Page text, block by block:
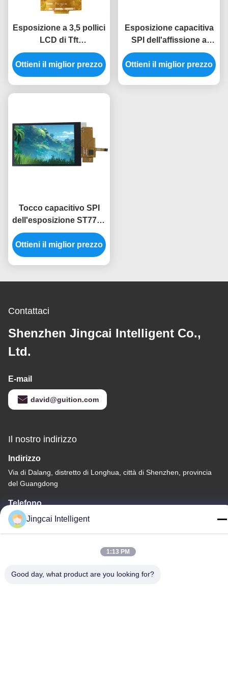
Esposizione a 3,5 pollici
LCD di Tft
dell'esposizione
dell'affissione a cristalli
liquidi dell'esposizione
Ottieni il miglior prezzo
Esposizione capacitiva
SPI dell'affissione a
cristalli liquidi del touch
screen 320*480 3,5 Tft di
tocco Ili9488
Ottieni il miglior prezzo
Tocco capacitivo SPI
dell'esposizione ST7796
Tft di TFT del touch
screen a 3,5 pollici LCD
a 3,5 pollici
liquidi
Ottieni il miglior prezzo
Contattaci
Shenzhen Jingcai Intelligent Co.,
Ltd.
E-mail
david@guition.com
Il nostro indirizzo
Indirizzo
Via di Dalang, distretto di Longhua, città di Shenzhen, provincia
del Guangdong
Telefono
18665866730-18665866730
Politica sulla privacy|Mappa del sito
Jingcai Intelligent
1:13 PM
Good day, what product are you looking for?